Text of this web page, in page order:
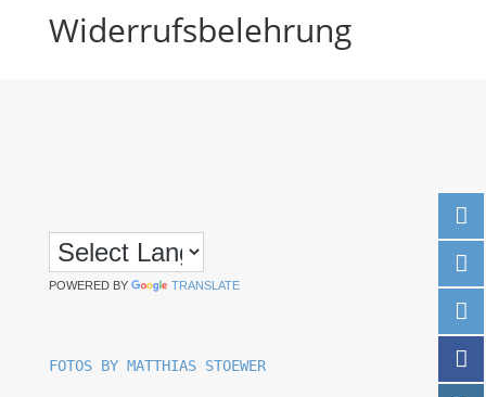
Widerrufsbelehrung
POWERED BY TRANSLATE
FOTOS BY MATTHIAS STOEWER